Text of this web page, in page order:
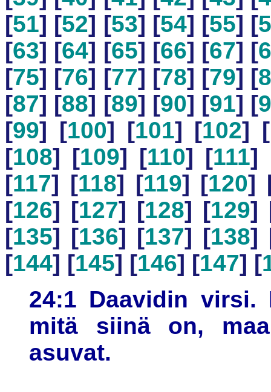
[51] [52] [53] [54] [55] [
[63] [64] [65] [66] [67] [
[75] [76] [77] [78] [79] [
[87] [88] [89] [90] [91] [
[99] [100] [101] [102] [
[108] [109] [110] [111]
[117] [118] [119] [120]
[126] [127] [128] [129]
[135] [136] [137] [138]
[144] [145] [146] [147] [
24:1 Daavidin
mitä siinä on,
asuvat.